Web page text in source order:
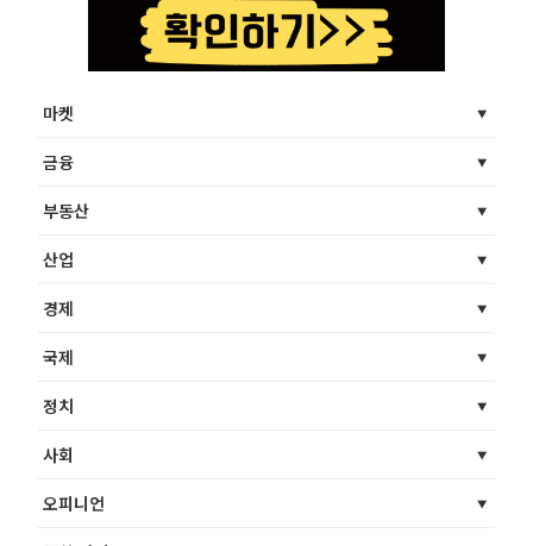
마켓
금융
부동산
산업
경제
국제
정치
사회
오피니언